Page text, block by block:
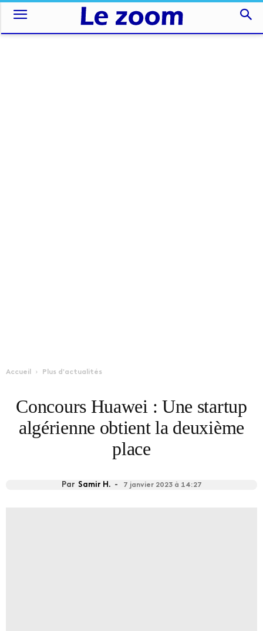
Accueil Plus d'actualités
Concours Huawei : Une startup
algérienne obtient la deuxième
place
Par Samir H. - 7 janvier 2023 à 14:27